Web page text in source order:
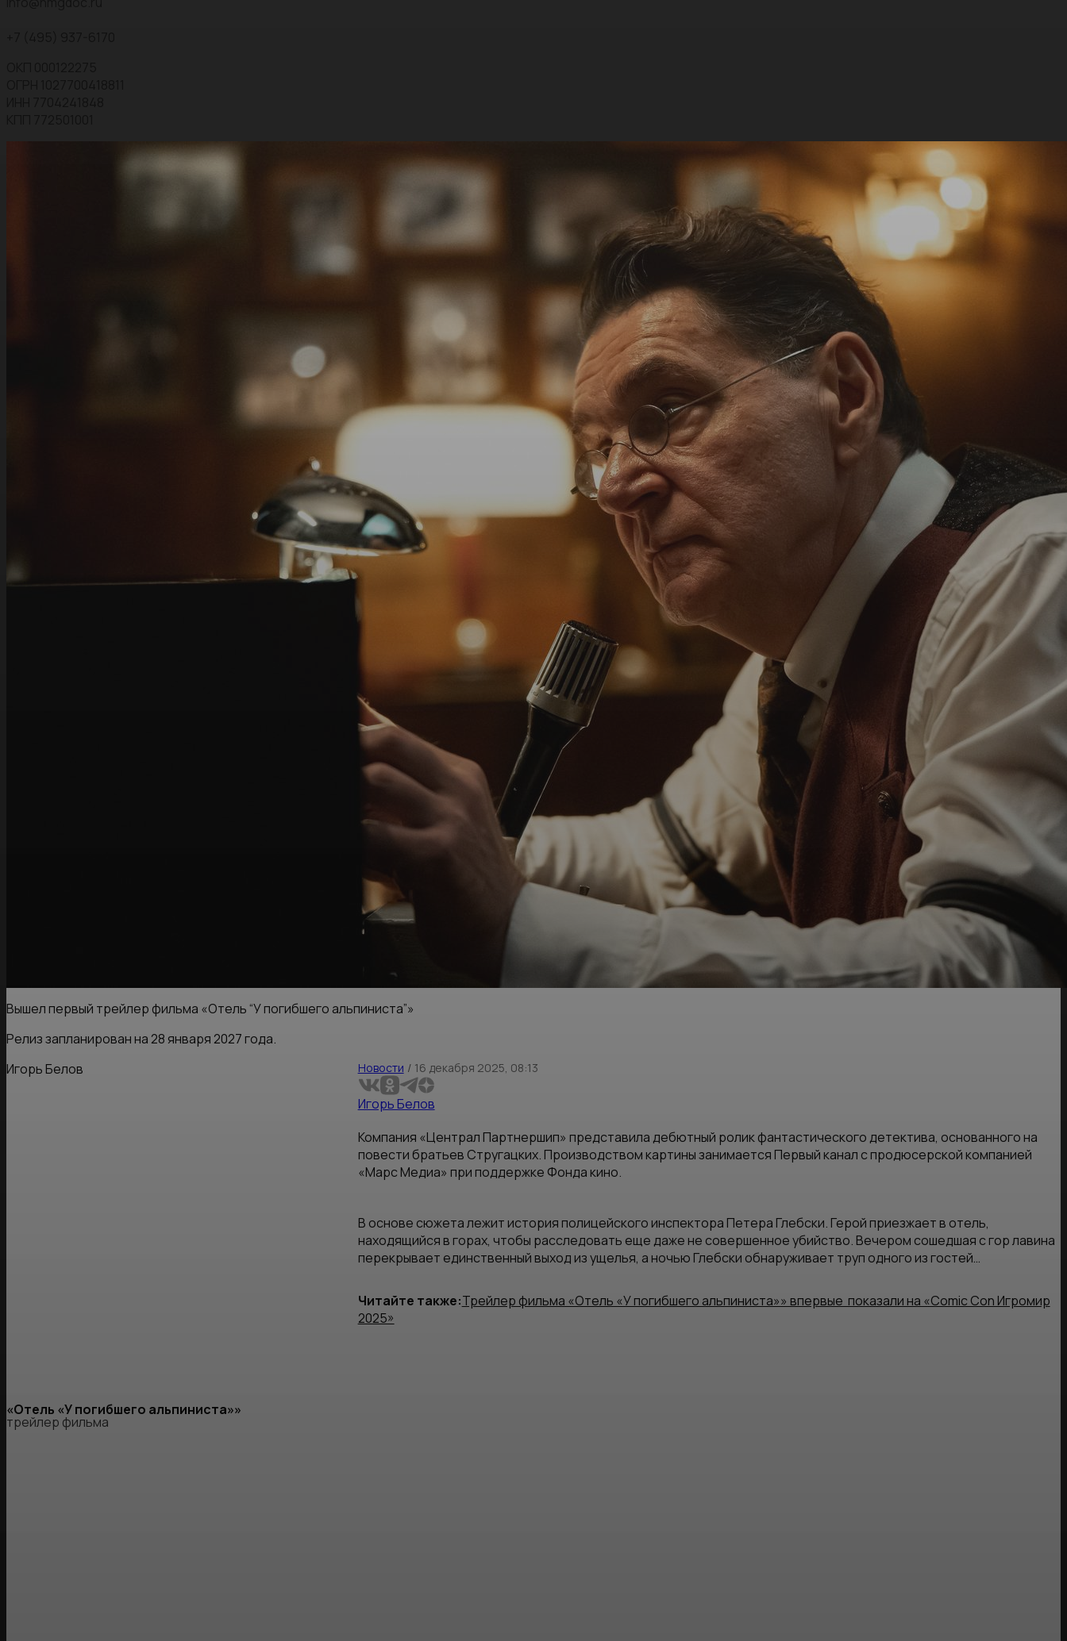
Вышел первый трейлер фильма «Отель “У погибшего альпиниста”»
Релиз запланирован на 28 января 2027 года.
Игорь Белов
Новости / 16 декабря 2025, 08:13
Игорь Белов
Компания «Централ Партнершип» представила дебютный ролик фантастического детектива, основанного на
повести братьев Стругацких. Производством картины занимается Первый канал с продюсерской компанией
«Марс Медиа» при поддержке Фонда кино.
В основе сюжета лежит история полицейского инспектора Петера Глебски. Герой приезжает в отель,
находящийся в горах, чтобы расследовать еще даже не совершенное убийство. Вечером сошедшая с гор лавина
перекрывает единственный выход из ущелья, а ночью Глебски обнаруживает труп одного из гостей…
Читайте также:Трейлер фильма «Отель «У погибшего альпиниста»» впервые показали на «Comic Con Игромир
2025»
«Отель «У погибшего альпиниста»»
трейлер фильма